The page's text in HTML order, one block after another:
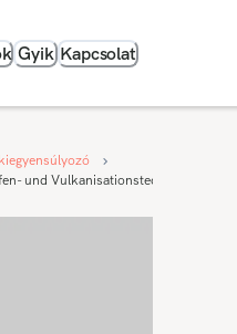
Gyik Kapcsolat
und Vulkanisationstechnik - Budaörs